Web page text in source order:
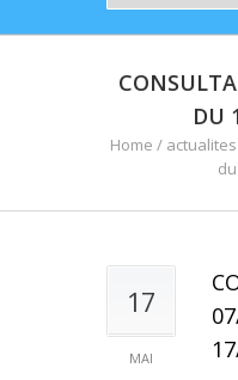
DU
Home / actualites
17
MAI